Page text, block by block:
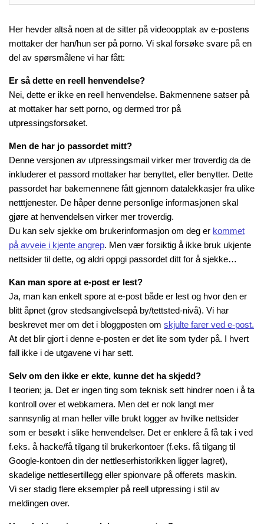
Her hevder altså noen at de sitter på videoopptak av e-postens
mottaker der han/hun ser på porno. Vi skal forsøke svare på en
del av spørsmålene vi har fått:
Er så dette en reell henvendelse?
Nei, dette er ikke en reell henvendelse. Bakmennene satser på
at mottaker har sett porno, og dermed tror på
utpressingsforsøket.
Men de har jo passordet mitt?
Denne versjonen av utpressingsmail virker mer troverdig da de
inkluderer et passord mottaker har benyttet, eller benytter. Dette
passordet har bakemennene fått gjennom datalekkasjer fra ulike
netttjenester. De håper denne personlige informasjonen skal
gjøre at henvendelsen virker mer troverdig.
Du kan selv sjekke om brukerinformasjon om deg er kommet
på avveie i kjente angrep. Men vær forsiktig å ikke bruk ukjente
nettsider til dette, og aldri oppgi passordet ditt for å sjekke…
Kan man spore at e-post er lest?
Ja, man kan enkelt spore at e-post både er lest og hvor den er
blitt åpnet (grov stedsangivelsepå by/tettsted-nivå). Vi har
beskrevet mer om det i bloggposten om skjulte farer ved e-post.
At det blir gjort i denne e-posten er det lite som tyder på. I hvert
fall ikke i de utgavene vi har sett.
Selv om den ikke er ekte, kunne det ha skjedd?
I teorien; ja. Det er ingen ting som teknisk sett hindrer noen i å ta
kontroll over et webkamera. Men det er nok langt mer
sannsynlig at man heller ville brukt logger av hvilke nettsider
som er besøkt i slike henvendelser. Det er enklere å få tak i ved
f.eks. å hacke/få tilgang til brukerkontoer (f.eks. få tilgang til
Google-kontoen din der nettleserhistorikken ligger lagret),
skadelige nettlesertillegg eller spionvare på offerets maskin.
Vi ser stadig flere eksempler på reell utpressing i stil av
meldingen over.